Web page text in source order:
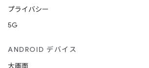
プライバシー
5G
ANDROID デバイス
大画面